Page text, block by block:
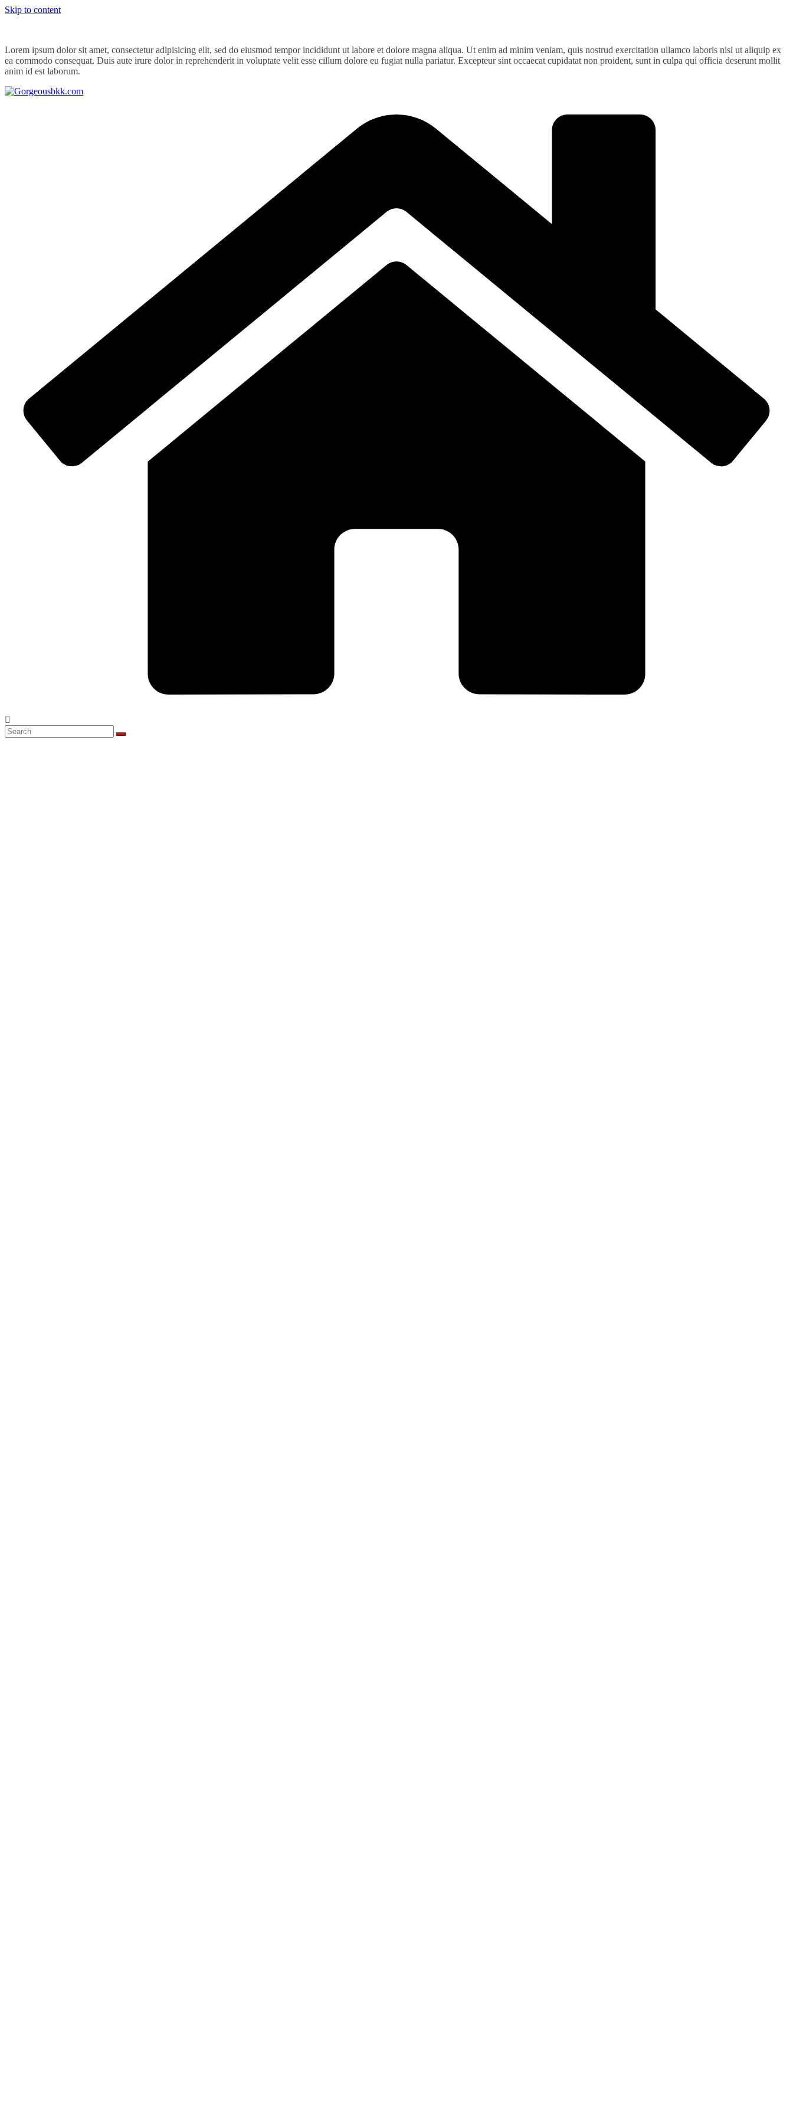
Skip to content
Lorem ipsum dolor sit amet, consectetur adipisicing elit, sed do eiusmod tempor incididunt ut labore et dolore magna aliqua. Ut enim ad minim veniam, quis nostrud exercitation ullamco laboris nisi ut aliquip ex
ea commodo consequat. Duis aute irure dolor in reprehenderit in voluptate velit esse cillum dolore eu fugiat nulla pariatur. Excepteur sint occaecat cupidatat non proident, sunt in culpa qui officia deserunt mollit
anim id est laborum.